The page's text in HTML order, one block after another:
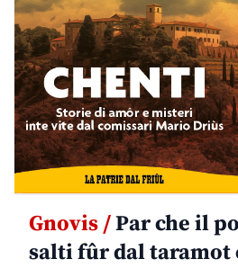
Gnovis /Par che il
salti fûr dal taramot